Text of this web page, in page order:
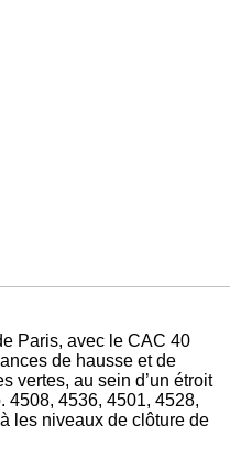
Paris, avec le CAC 40
de hausse et de
vertes, au sein d’un étroit
4508, 4536, 4501, 4528,
les niveaux de clôture de